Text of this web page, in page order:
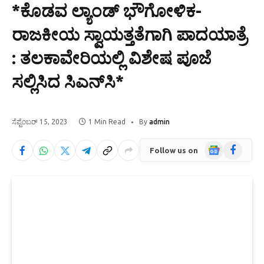
*ಕೊಡವ ಲ್ಯಾಂಡ್ ಭೌಗೋಳಿಕ-
ರಾಜಕೀಯ ಸ್ವಾಯತ್ತತೆಗಾಗಿ ಪಾದಯಾತ್ರೆ
: ತಲಕಾವೇರಿಯಲ್ಲಿ ವಿಶೇಷ ಪೂಜೆ
ಸಲ್ಲಿಸಿದ ಸಿಎನ್‍ಸಿ*
ಸೆಪ್ಟೆಂಬರ್ 15, 2023 1 Min Read By admin
Follow us on
GoogleFacebook